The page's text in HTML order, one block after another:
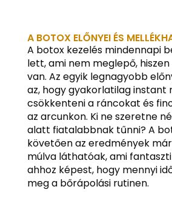
A BOTOX ELŐNYEI ÉS
A botox kezelés mindennapi
lett, ami nem meglepő,
van. Az egyik legnagyobb
az, hogy gyakorlatilag instant
csökkenteni a ráncokat és
az arcunkon. Ki ne szeretne
alatt fiatalabbnak tűnni? A
követően az eredmények
múlva láthatóak, ami
ahhoz képest, hogy mennyi
meg a bőrápolási rutinen.